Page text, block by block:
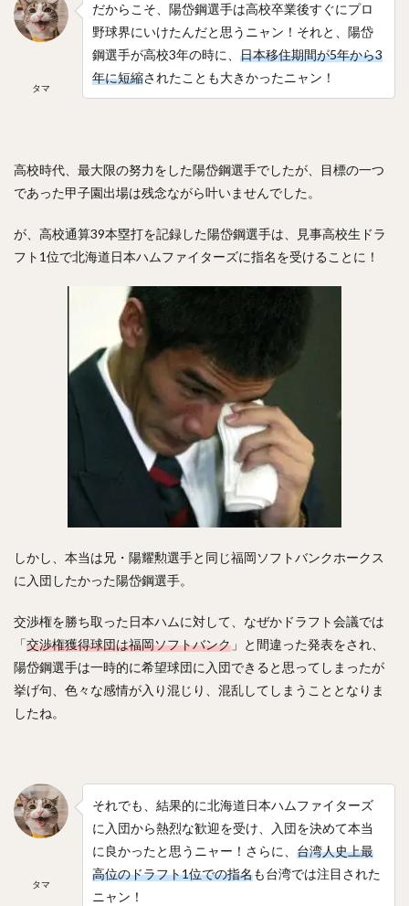
タマ
だからこそ、陽岱鋼選手は高校卒業後すぐにプロ
野球界にいけたんだと思うニャン！それと、陽岱
鋼選手が高校3年の時に、 日本移住期間が5年から3
年に短縮されたことも大きかったニャン！
高校時代、最大限の努力をした陽岱鋼選手でしたが、目標の一つ
であった甲子園出場は残念ながら叶いませんでした。
が、高校通算39本塁打を記録した陽岱鋼選手は、見事高校生ドラ
フト1位で北海道日本ハムファイターズに指名を受けることに！
しかし、本当は兄・陽耀勲選手と同じ福岡ソフトバンクホークス
に入団したかった陽岱鋼選手。
交渉権を勝ち取った日本ハムに対して、なぜかドラフト会議では
「交渉権獲得球団は福岡ソフトバンク 」と間違った発表をされ、
陽岱鋼選手は一時的に希望球団に入団できると思ってしまったが
挙げ句、色々な感情が入り混じり、混乱してしまうこととなりま
したね。
タマ
それでも、結果的に北海道日本ハムファイターズ
に入団から熱烈な歓迎を受け、入団を決めて本当
に良かったと思うニャー！さらに、 台湾人史上最
高位のドラフト1位での指名も台湾では注目された
ニャン！